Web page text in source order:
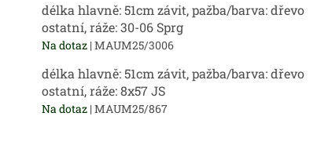
délka hlavně: 51cm závit, pažba/barva: dřevo
ostatní, ráže: 30-06 Sprg
Na dotaz | MAUM25/3006
délka hlavně: 51cm závit, pažba/barva: dřevo
ostatní, ráže: 8x57 JS
Na dotaz | MAUM25/867